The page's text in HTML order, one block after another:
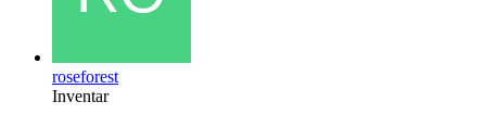
roseforest
Inventar